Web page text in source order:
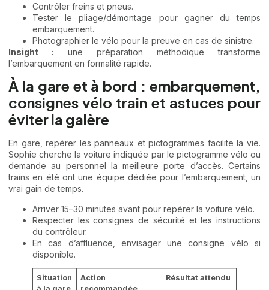
Contrôler freins et pneus.
Tester le pliage/démontage pour gagner du temps
embarquement.
Photographier le vélo pour la preuve en cas de sinistre.
Insight : une préparation méthodique transforme
l’embarquement en formalité rapide.
À la gare et à bord : embarquement,
consignes vélo train et astuces pour
éviter la galère
En gare, repérer les panneaux et pictogrammes facilite la vie.
Sophie cherche la voiture indiquée par le pictogramme vélo ou
demande au personnel la meilleure porte d’accès. Certains
trains en été ont une équipe dédiée pour l’embarquement, un
vrai gain de temps.
Arriver 15–30 minutes avant pour repérer la voiture vélo.
Respecter les consignes de sécurité et les instructions
du contrôleur.
En cas d’affluence, envisager une consigne vélo si
disponible.
Situation
Action
Résultat attendu